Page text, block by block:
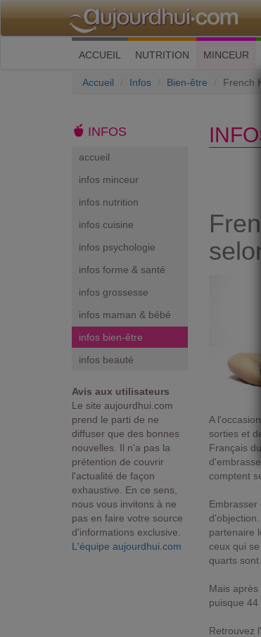
ACCUEIL (current)
NUTRITION MINCEUR
Accueil Infos Bien-être French
INFOS
accueil
infos minceur
infos nutrition
infos cuisine
infos psychologie
infos forme & santé
infos grossesse
infos maman & bébé
infos bien-être
infos beauté
Avis aux utilisateurs
Le site aujourdhui.com
prend le parti de ne
diffuser que des bonnes
nouvelles. Il n'a pas la
prétention de couvrir
l'actualité de façon
exhaustive. En ce sens,
nous vous invitons à ne
pas en faire votre source
d'informations exclusive.
L'équipe aujourdhui.com
A
sorties et
Français
comptent
partenaire
ceux qui
quarts sont
Mais
puisque
Retrouvez